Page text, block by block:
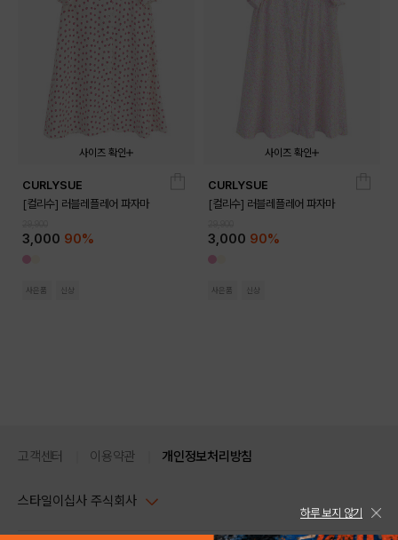
사이즈 확인
100110
CURLYSUE
[컬리수] 러블레플레어 파자마
3,000 90%
사은품 신상
사이즈 확인
100110
CURLYSUE
[컬리수] 러블레플레어 파자마
3,000 90%
사은품 신상
고객센터 이용약관 개인정보처리방침
스타일이십사 주식회사
하루 보지 않기